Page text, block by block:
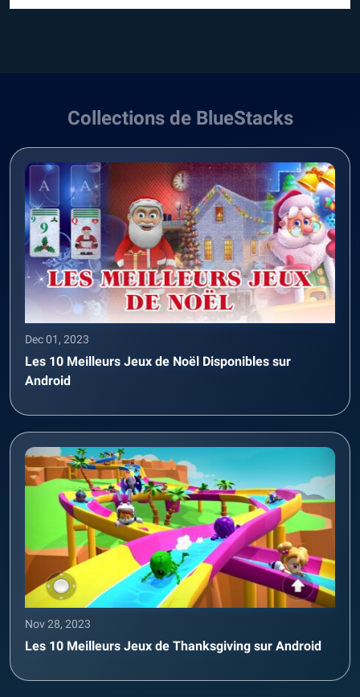
Collections de BlueStacks
Dec 01, 2023
Les 10 Meilleurs Jeux de Noël Disponibles sur
Android
Nov 28, 2023
Les 10 Meilleurs Jeux de Thanksgiving sur Android